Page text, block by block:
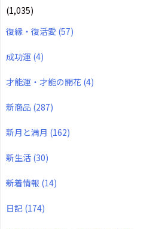
(1,035)
復縁・復活愛 (57)
成功運 (4)
才能運・才能の開花 (4)
新商品 (287)
新月と満月 (162)
新生活 (30)
新着情報 (14)
日記 (174)